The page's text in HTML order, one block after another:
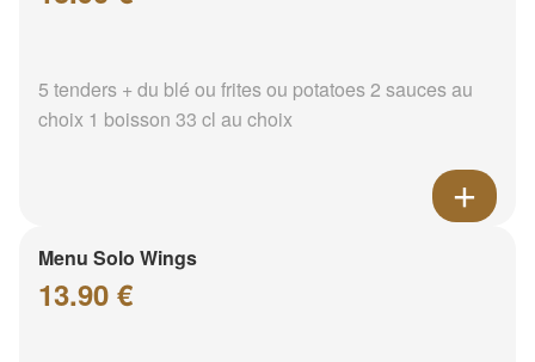
5 tenders + du blé ou frites ou potatoes 2 sauces au
choix 1 boisson 33 cl au choix
Menu Solo Wings
13.90 €